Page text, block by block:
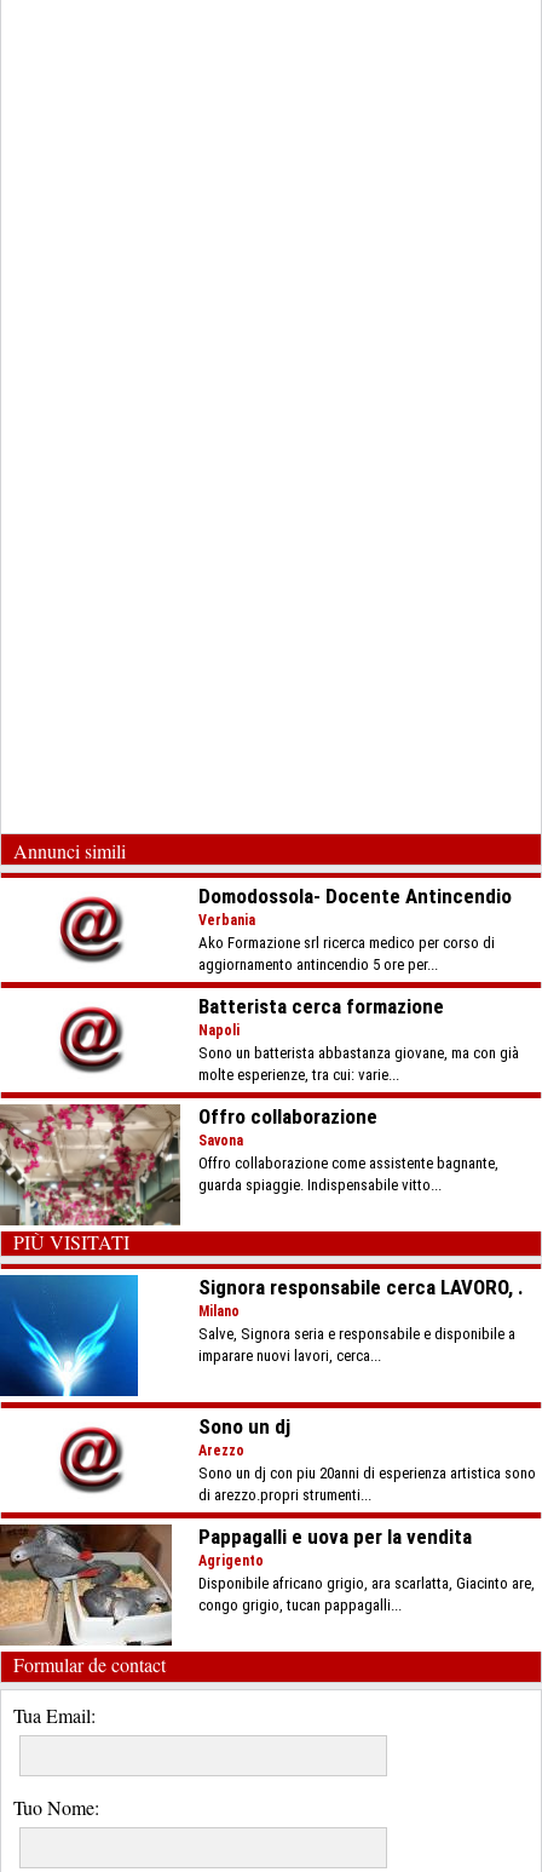
Annunci simili
Domodossola- Docente Antincendio
Verbania
Ako Formazione srl ricerca medico per corso di
aggiornamento antincendio 5 ore per...
Batterista cerca formazione
Napoli
Sono un batterista abbastanza giovane, ma con già
molte esperienze, tra cui: varie...
Offro collaborazione
Savona
Offro collaborazione come assistente bagnante,
guarda spiaggie. Indispensabile vitto...
PIÙ VISITATI
Signora responsabile cerca LAVORO, .
Milano
Salve, Signora seria e responsabile e disponibile a
imparare nuovi lavori, cerca...
Sono un dj
Arezzo
Sono un dj con piu 20anni di esperienza artistica sono
di arezzo.propri strumenti...
Pappagalli e uova per la vendita
Agrigento
Disponibile africano grigio, ara scarlatta, Giacinto are,
congo grigio, tucan pappagalli...
Formular de contact
Tua Email:
Tuo Nome: